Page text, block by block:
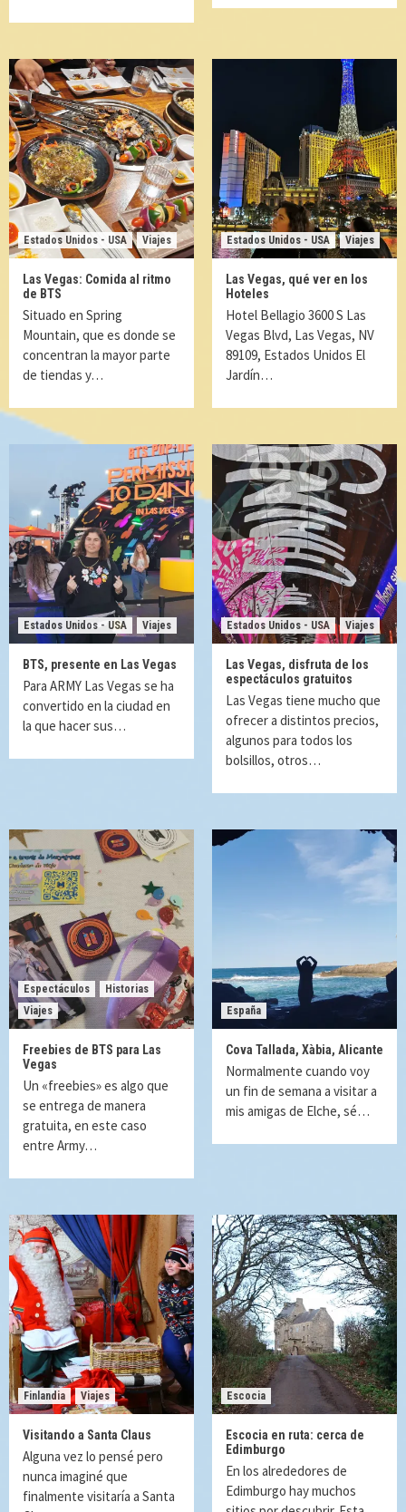
Estados Unidos - USA Viajes
Las Vegas: Comida al ritmo
de BTS
Situado en Spring
Mountain, que es donde se
concentran la mayor parte
de tiendas y…
Estados Unidos - USA Viajes
Las Vegas, qué ver en los
Hoteles
Hotel Bellagio 3600 S Las
Vegas Blvd, Las Vegas, NV
89109, Estados Unidos El
Jardín…
Estados Unidos - USA Viajes
BTS, presente en Las Vegas
Para ARMY Las Vegas se ha
convertido en la ciudad en
la que hacer sus…
Estados Unidos - USA Viajes
Las Vegas, disfruta de los
espectáculos gratuitos
Las Vegas tiene mucho que
ofrecer a distintos precios,
algunos para todos los
bolsillos, otros…
Espectáculos
Historias
Viajes
Freebies de BTS para Las
Vegas
Un «freebies» es algo que
se entrega de manera
gratuita, en este caso
entre Army…
España
Cova Tallada, Xàbia, Alicante
Normalmente cuando voy
un fin de semana a visitar a
mis amigas de Elche, sé…
Finlandia Viajes
Visitando a Santa Claus
Alguna vez lo pensé pero
nunca imaginé que
finalmente visitaría a Santa
Escocia
Escocia en ruta: cerca de
Edimburgo
En los alrededores de
Edimburgo hay muchos